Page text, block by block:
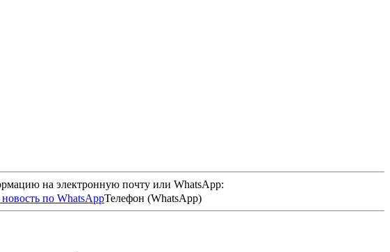
на электронную почту или WhatsApp:
Телефон (WhatsApp)